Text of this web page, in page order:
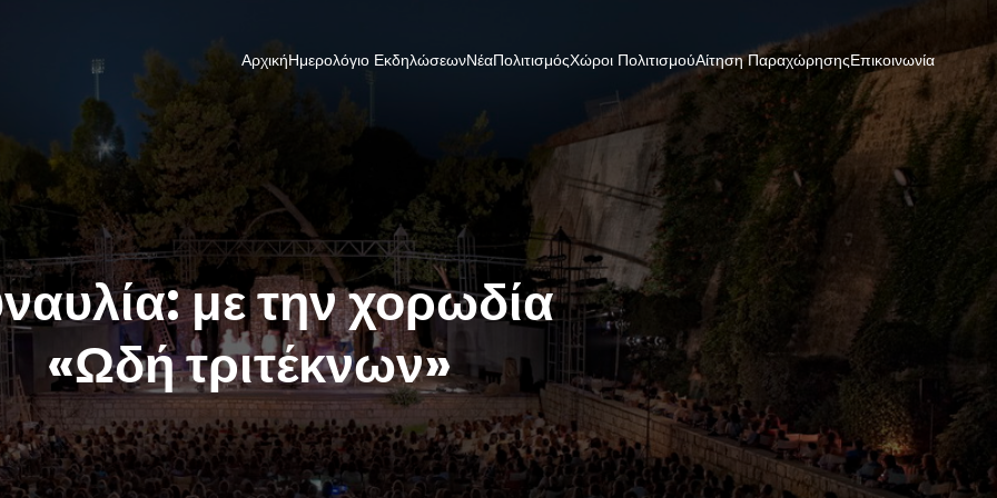
ΑρχικήΗμερολόγιο ΕκδηλώσεωνΝέαΠολιτισμόςΧώροι ΠολιτισμούΑίτηση ΠαραχώρησηςΕπικοινωνία
με την χορωδία
«Ωδή τριτέκνων»